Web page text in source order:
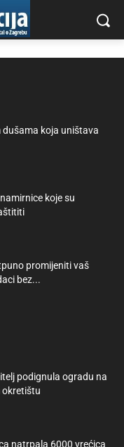
dušama koja uništava
koje su
promijeniti vaš
bez...
podignula ogradu na
okretištu
natrpala 6000 vrećica